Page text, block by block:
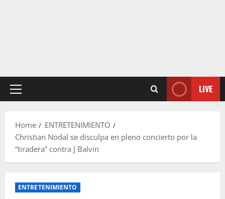
Primary
LIVE
Home
ENTRETENIMIENTO
Christian Nodal se disculpa en pleno concierto por la
“tiradera” contra J Balvin
ENTRETENIMIENTO